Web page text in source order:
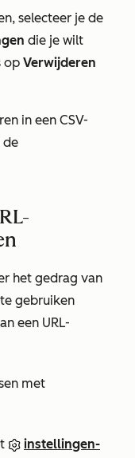
selecteer je de
die je wilt
op Verwijderen
in een CSV-
de
het gedrag van
te gebruiken
een URL-
met
instellingen-